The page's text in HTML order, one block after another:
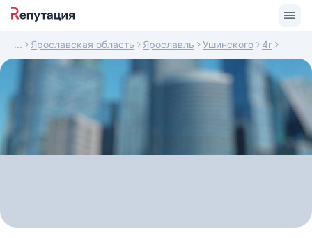
Ярославская область Ярославль Ушинского 4г